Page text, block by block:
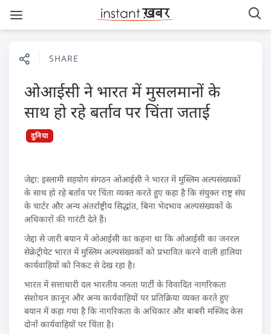
SHARE
ओआईसी ने भारत में मुसलमानों के
साथ हो रहे बर्ताव पर चिंता जताई
दुनिया
जेद्दा: इस्लामी सहयोग संगठन ओआईसी ने भारत में मुस्लिम अल्पसंख्यकों
के साथ हो रहे बर्ताव पर चिंता व्यक्त करते हुए कहा है कि संयुक्त राष्ट्र संघ
के चार्टर और अन्य अंतर्राष्ट्रीय सिद्धांत, बिना भेदभाव अल्पसंख्यकों के
अधिकारों की गारंटी देते हैं।
जेद्दा से जारी बयान में ओआईसी का कहना था कि ओआईसी का जनरल
सेक्रेट्रीयेट भारत में मुस्लिम अल्पसंख्यकों को प्रभावित करने वाली हालिया
कार्यवाहियों को निकट से देख रहा है।
भारत में सत्ताधारी दल भारतीय जनता पार्टी के विवादित नागरिकता
संशोधन क़ानून और अन्य कार्यवाहियों पर प्रतिक्रिया व्यक्त करते हुए
बयान में कहा गया है कि नागरिकता के अधिकार और बाबरी मस्जिद केस
दोनों कार्यवाहियों पर चिंता है।